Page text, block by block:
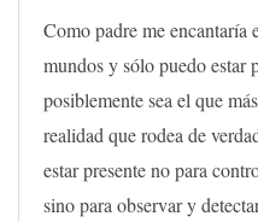
Como padre me encantaría
mundos y sólo puedo estar
posiblemente sea el que
realidad que rodea de
estar presente no para
sino para observar y